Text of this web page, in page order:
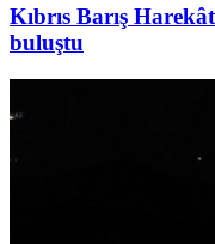
Kıbrıs Barış
buluştu